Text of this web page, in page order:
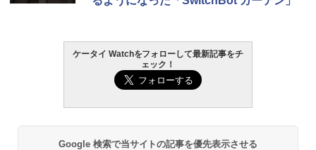
ケータイ Watchをフォローして最新記事をチ
ェック！
Google 検索で当サイトの記事を優先表示させる